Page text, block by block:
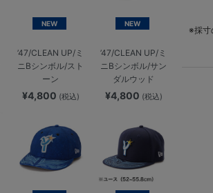
NEW
’47/CLEAN UP/ミ
ニBシンボル/スト
ーン
¥4,800 (税込)
NEW
’47/CLEAN UP/ミ
ニBシンボル/サン
ダルウッド
¥4,800 (税込)
※採寸